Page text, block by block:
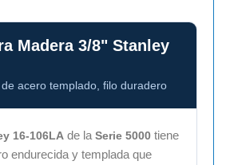
Madera 3/8" Stanley
acero templado, filo duradero
16-106LA de la Serie 5000 tiene
endurecida y templada que